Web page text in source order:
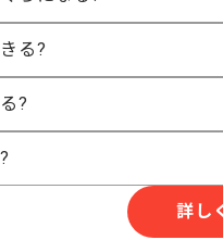
る?
?
詳し